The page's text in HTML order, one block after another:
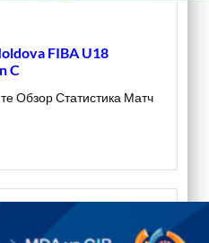
FIBA U18
C
Обзор Статистика Матч